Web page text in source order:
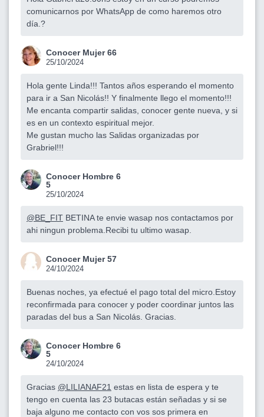
comunicarnos por WhatsApp de como haremos otro
día.?
Conocer Mujer 66
25/10/2024
Hola gente Linda!!! Tantos años esperando el momento
para ir a San Nicolás!! Y finalmente llego el momento!!!
Me encanta compartir salidas, conocer gente nueva, y si
es en un contexto espiritual mejor.
Me gustan mucho las Salidas organizadas por
Grabriel!!!
Conocer Hombre 6
5
25/10/2024
@BE_FIT BETINA te envie wasap nos contactamos por
ahi ningun problema.Recibi tu ultimo wasap.
Conocer Mujer 57
24/10/2024
Buenas noches, ya efectué el pago total del micro.Estoy
reconfirmada para conocer y poder coordinar juntos las
paradas del bus a San Nicolás. Gracias.
Conocer Hombre 6
5
24/10/2024
Gracias @LILIANAF21 estas en lista de espera y te
tengo en cuenta las 23 butacas están señadas y si se
baja alguno me contacto con vos sos primera en